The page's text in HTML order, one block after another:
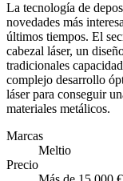
La tecnología de
novedades más
últimos tiempos. El
cabezal láser, un
tradicionales
complejo desarrollo
láser para conseguir
materiales metálicos.
Marcas
Meltio
Precio